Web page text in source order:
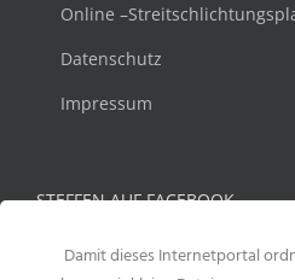
Online
Datenschutz
Impressum
STEFFEN AUF FACEBOOK
Damit dieses Internetportal